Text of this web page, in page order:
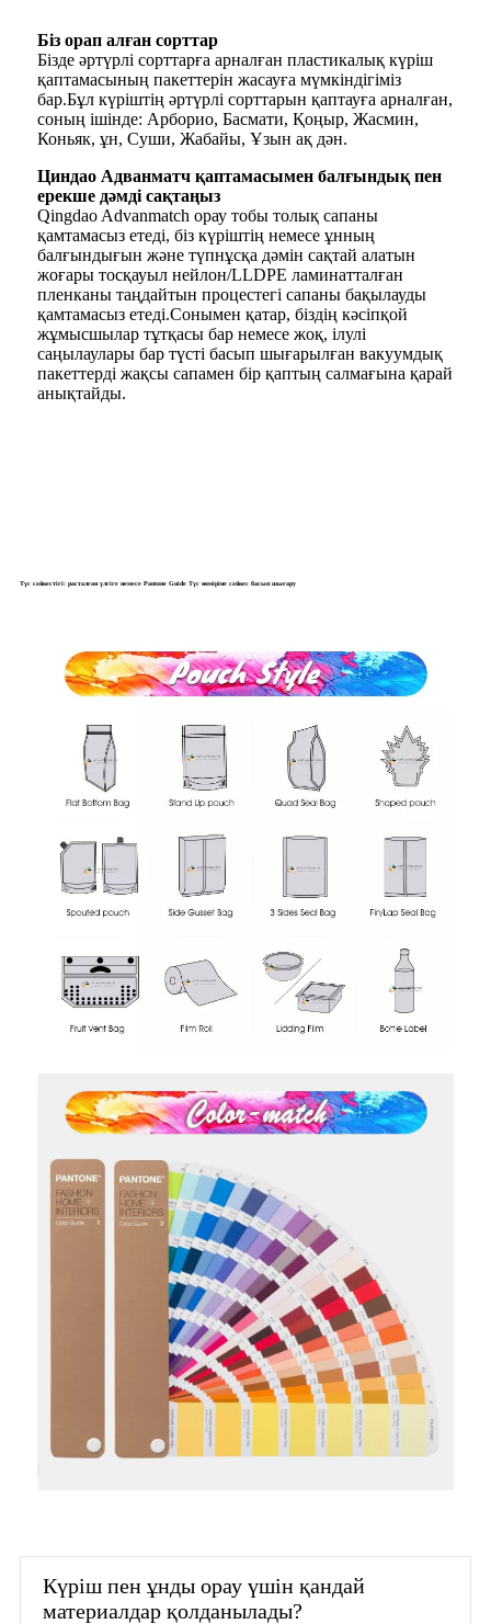
Біз орап алған сорттар
Бізде әртүрлі сорттарға арналған пластикалық күріш
қаптамасының пакеттерін жасауға мүмкіндігіміз
бар.Бұл күріштің әртүрлі сорттарын қаптауға арналған,
соның ішінде: Арборио, Басмати, Қоңыр, Жасмин,
Коньяк, ұн, Суши, Жабайы, Ұзын ақ дән.
Циндао Адванматч қаптамасымен балғындық пен
ерекше дәмді сақтаңыз
Qingdao Advanmatch орау тобы толық сапаны
қамтамасыз етеді, біз күріштің немесе ұнның
балғындығын және түпнұсқа дәмін сақтай алатын
жоғары тосқауыл нейлон/LLDPE ламинатталған
пленканы таңдайтын процестегі сапаны бақылауды
қамтамасыз етеді.Сонымен қатар, біздің кәсіпқой
жұмысшылар тұтқасы бар немесе жоқ, ілулі
саңылаулары бар түсті басып шығарылған вакуумдық
пакеттерді жақсы сапамен бір қаптың салмағына қарай
анықтайды.
Түс сәйкестігі: расталған үлгіге немесе Pantone Guide Түс нөміріне сәйкес басып шығару
Күріш пен ұнды орау үшін қандай
материалдар қолданылады?